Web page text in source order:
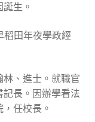
生。
稻田年夜學政經
林、進士。就職官
長。因辦學看法
任校長。